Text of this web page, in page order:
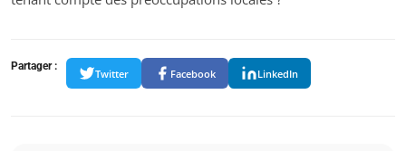
Partager :
Twitter Facebook LinkedIn